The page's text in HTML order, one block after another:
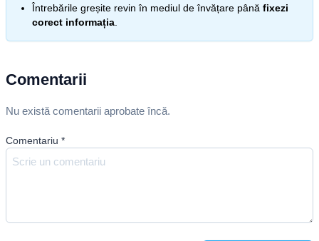
Întrebările greșite revin în mediul de învățare până fixezi
corect informația
Comentarii
Nu există comentarii aprobate încă.
Comentariu *